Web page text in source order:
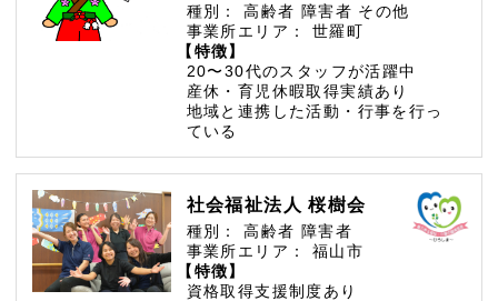
種別： 高齢者 障害者 その他
事業所エリア：
世羅町
【特徴】
20〜30代のスタッフが活躍中
産休・育児休暇取得実績あり
地域と連携した活動・行事を行っ
ている
社会福祉法人 桜樹会
種別： 高齢者 障害者
事業所エリア：
福山市
【特徴】
資格取得支援制度あり